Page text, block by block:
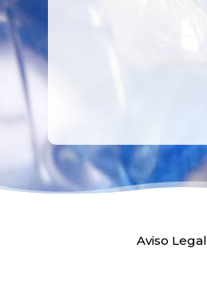
Aviso Legal